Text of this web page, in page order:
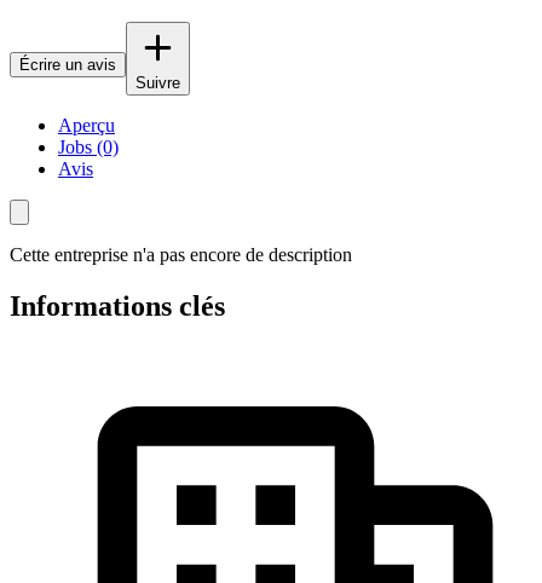
Écrire un avis
Suivre
Aperçu
Jobs (0)
Avis
Cette entreprise n'a pas encore de description
Informations clés